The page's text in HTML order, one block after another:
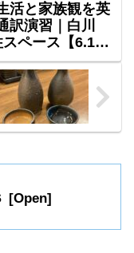
活と家族観を英
訳演習｜白川
ペース【6.1-
ズ